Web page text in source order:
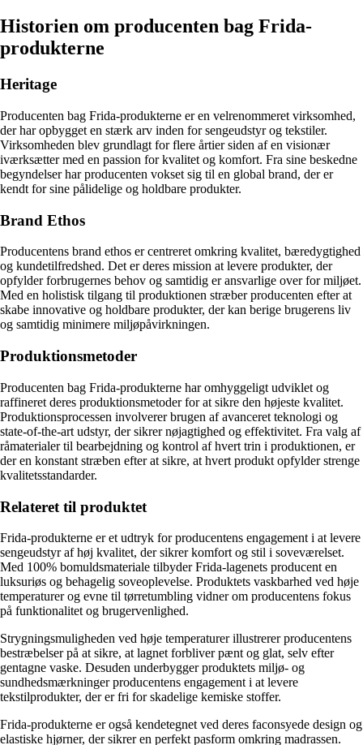
Historien om producenten bag Frida-
produkterne
Heritage
Producenten bag Frida-produkterne er en velrenommeret virksomhed,
der har opbygget en stærk arv inden for sengeudstyr og tekstiler.
Virksomheden blev grundlagt for flere årtier siden af en visionær
iværksætter med en passion for kvalitet og komfort. Fra sine beskedne
begyndelser har producenten vokset sig til en global brand, der er
kendt for sine pålidelige og holdbare produkter.
Brand Ethos
Producentens brand ethos er centreret omkring kvalitet, bæredygtighed
og kundetilfredshed. Det er deres mission at levere produkter, der
opfylder forbrugernes behov og samtidig er ansvarlige over for miljøet.
Med en holistisk tilgang til produktionen stræber producenten efter at
skabe innovative og holdbare produkter, der kan berige brugerens liv
og samtidig minimere miljøpåvirkningen.
Produktionsmetoder
Producenten bag Frida-produkterne har omhyggeligt udviklet og
raffineret deres produktionsmetoder for at sikre den højeste kvalitet.
Produktionsprocessen involverer brugen af avanceret teknologi og
state-of-the-art udstyr, der sikrer nøjagtighed og effektivitet. Fra valg af
råmaterialer til bearbejdning og kontrol af hvert trin i produktionen, er
der en konstant stræben efter at sikre, at hvert produkt opfylder strenge
kvalitetsstandarder.
Relateret til produktet
Frida-produkterne er et udtryk for producentens engagement i at levere
sengeudstyr af høj kvalitet, der sikrer komfort og stil i soveværelset.
Med 100% bomuldsmateriale tilbyder Frida-lagenets producent en
luksuriøs og behagelig soveoplevelse. Produktets vaskbarhed ved høje
temperaturer og evne til tørretumbling vidner om producentens fokus
på funktionalitet og brugervenlighed.
Strygningsmuligheden ved høje temperaturer illustrerer producentens
bestræbelser på at sikre, at lagnet forbliver pænt og glat, selv efter
gentagne vaske. Desuden underbygger produktets miljø- og
sundhedsmærkninger producentens engagement i at levere
tekstilprodukter, der er fri for skadelige kemiske stoffer.
Frida-produkterne er også kendetegnet ved deres faconsyede design og
elastiske hjørner, der sikrer en perfekt pasform omkring madrassen.